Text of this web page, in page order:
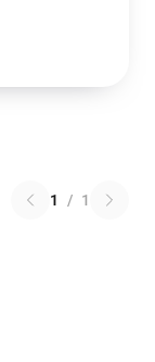
1 / 1